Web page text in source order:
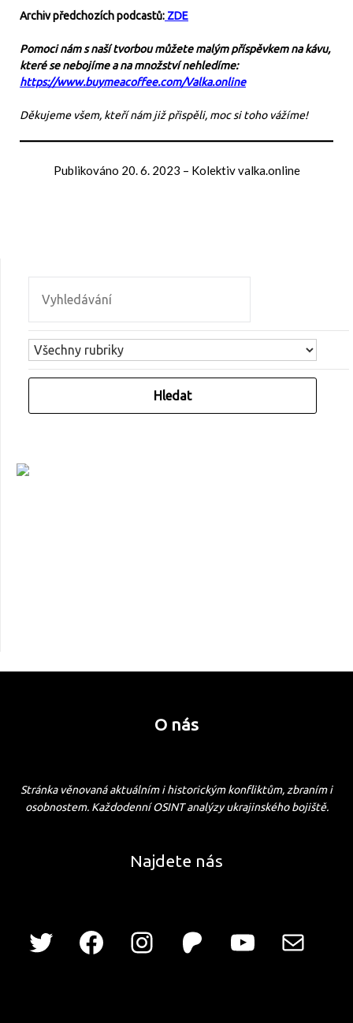
Archiv předchozích podcastů: ZDE
Pomoci nám s naší tvorbou můžete malým příspěvkem na kávu,
které se nebojíme a na množství nehledíme:
https://www.buymeacoffee.com/Valka.online
Děkujeme všem, kteří nám již přispěli, moc si toho vážíme!
Publikováno 20. 6. 2023 – Kolektiv valka.online
O nás
Stránka věnovaná aktuálním i historickým konfliktům, zbraním i
osobnostem. Každodenní OSINT analýzy ukrajinského bojiště.
Najdete nás